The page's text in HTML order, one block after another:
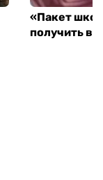
«Пакет
получить